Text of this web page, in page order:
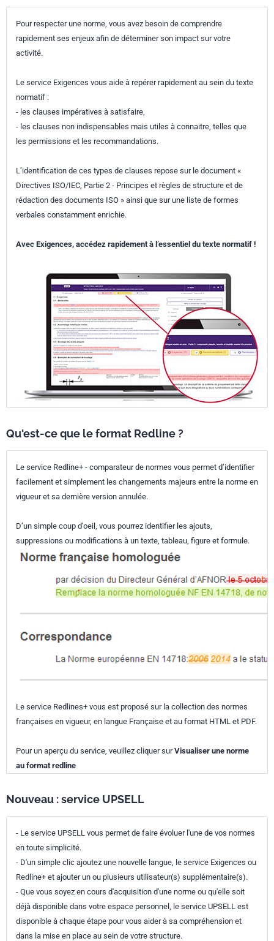
Pour respecter une norme, vous avez besoin de comprendre
rapidement ses enjeux afin de déterminer son impact sur votre
activité.
Le service Exigences vous aide à repérer rapidement au sein du texte
normatif :
- les clauses impératives à satisfaire,
- les clauses non indispensables mais utiles à connaitre, telles que
les permissions et les recommandations.
L’identification de ces types de clauses repose sur le document «
Directives ISO/IEC, Partie 2 - Principes et règles de structure et de
rédaction des documents ISO » ainsi que sur une liste de formes
verbales constamment enrichie.
Avec Exigences, accédez rapidement à l’essentiel du texte normatif !
Qu'est-ce que le format Redline ?
Le service Redline+ - comparateur de normes vous permet d’identifier
facilement et simplement les changements majeurs entre la norme en
vigueur et sa dernière version annulée.
D’un simple coup d’oeil, vous pourrez identifier les ajouts,
suppressions ou modifications à un texte, tableau, figure et formule.
Le service Redlines+ vous est proposé sur la collection des normes
françaises en vigueur, en langue Française et au format HTML et PDF.
Pour un aperçu du service, veuillez cliquer surVisualiser une norme
au format redline
Nouveau : service UPSELL
- Le service UPSELL vous permet de faire évoluer l'une de vos normes
en toute simplicité.
- D'un simple clic ajoutez une nouvelle langue, le service Exigences ou
Redline+ et ajouter un ou plusieurs utilisateur(s) supplémentaire(s).
- Que vous soyez en cours d'acquisition d'une norme ou qu'elle soit
déjà disponible dans votre espace personnel, le service UPSELL est
disponible à chaque étape pour vous aider à sa compréhension et
dans la mise en place au sein de votre structure.